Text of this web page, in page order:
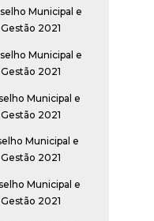
Municipal e
2021
Municipal e
2021
Municipal e
2021
Municipal e
2021
Municipal e
2021